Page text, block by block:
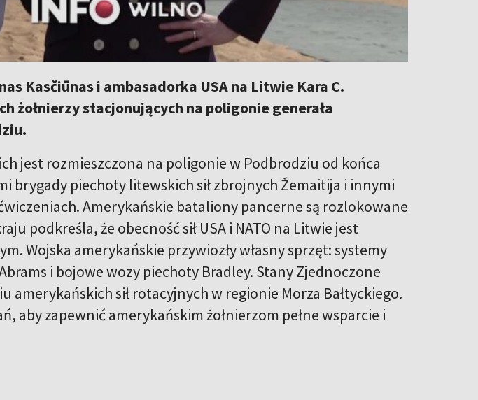
Kasčiūnas i ambasadorka USA na Litwie Kara C.
żołnierzy stacjonujących na poligonie generała
jest rozmieszczona na poligonie w Podbrodziu od końca
brygady piechoty litewskich sił zbrojnych Žemaitija i innymi
Amerykańskie bataliony pancerne są rozlokowane
podkreśla, że obecność sił USA i NATO na Litwie jest
Wojska amerykańskie przywiozły własny sprzęt: systemy
i bojowe wozy piechoty Bradley. Stany Zjednoczone
amerykańskich sił rotacyjnych w regionie Morza Bałtyckiego.
aby zapewnić amerykańskim żołnierzom pełne wsparcie i